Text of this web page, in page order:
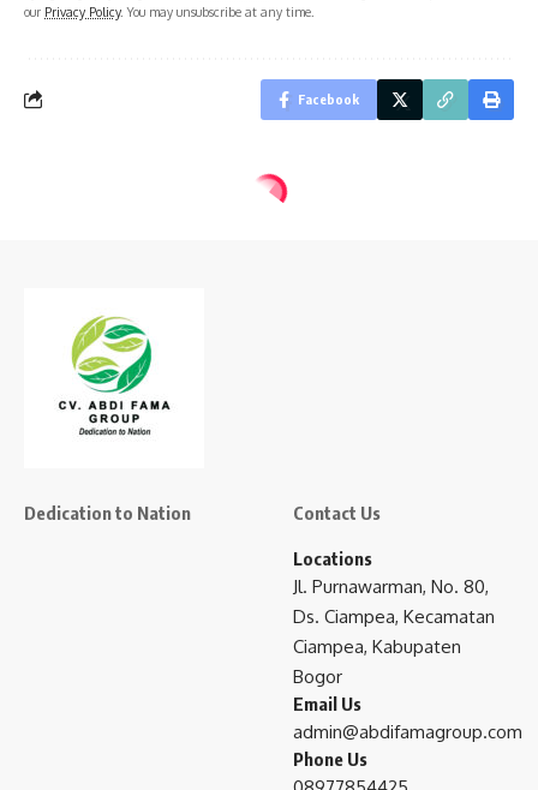
our Privacy Policy. You may unsubscribe at any time.
Facebook
Dedication to Nation Contact Us
Locations
Jl. Purnawarman, No. 80,
Ds. Ciampea, Kecamatan
Ciampea, Kabupaten
Bogor
Email Us
admin@abdifamagroup.com
Phone Us